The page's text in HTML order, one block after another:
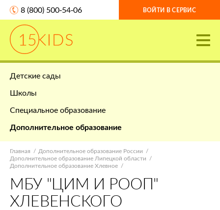
8 (800) 500-54-06 ВОЙТИ В СЕРВИС
Детские сады
Школы
Специальное образование
Дополнительное образование
Главная
Дополнительное образование России
Дополнительное образование Липецкой области
Дополнительное образование Хлевное
МБУ "ЦИМ И РООП"
ХЛЕВЕНСКОГО